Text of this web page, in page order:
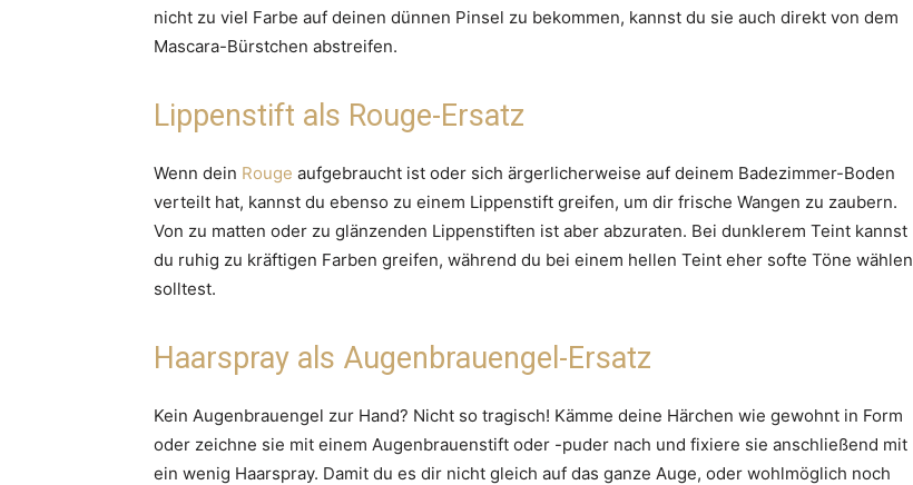
nicht zu viel Farbe auf deinen dünnen Pinsel zu bekommen, kannst du sie auch direkt von dem
Mascara-Bürstchen abstreifen.
Lippenstift als Rouge-Ersatz
Wenn dein Rouge aufgebraucht ist oder sich ärgerlicherweise auf deinem Badezimmer-Boden
verteilt hat, kannst du ebenso zu einem Lippenstift greifen, um dir frische Wangen zu zaubern.
Von zu matten oder zu glänzenden Lippenstiften ist aber abzuraten. Bei dunklerem Teint kannst
du ruhig zu kräftigen Farben greifen, während du bei einem hellen Teint eher softe Töne wählen
solltest.
Haarspray als Augenbrauengel-Ersatz
Kein Augenbrauengel zur Hand? Nicht so tragisch! Kämme deine Härchen wie gewohnt in Form
oder zeichne sie mit einem Augenbrauenstift oder -puder nach und fixiere sie anschließend mit
ein wenig Haarspray. Damit du es dir nicht gleich auf das ganze Auge, oder wohlmöglich noch